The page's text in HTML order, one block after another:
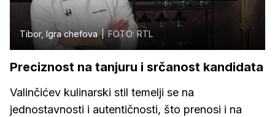
Tibor, Igra chefova FOTO: RTL
Preciznost na tanjuru i srčanost kandidata
Valinčićev kulinarski stil temelji se na
jednostavnosti i autentičnosti, što prenosi i na